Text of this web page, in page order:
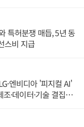
특허분쟁 매듭, 5년 동
스비 지급
엔비디아 '피지컬 AI'
·데이터·기술 결집